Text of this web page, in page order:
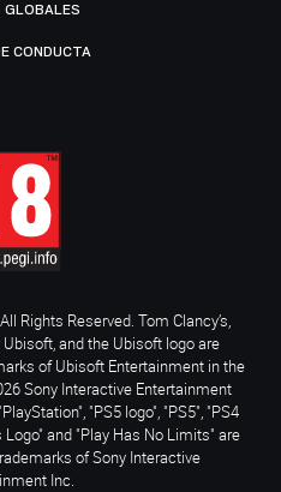
GLOBALES
CONDUCTA
Rights Reserved. Tom Clancy’s,
and the Ubisoft logo are
of Ubisoft Entertainment in the
Sony Interactive Entertainment
"PS5 logo", "PS5", "PS4
Logo" and "Play Has No Limits" are
of Sony Interactive
Inc.